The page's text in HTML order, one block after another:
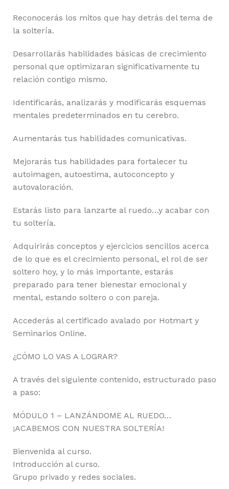
Reconocerás los mitos que hay detrás del tema de
la soltería.
Desarrollarás habilidades básicas de crecimiento
personal que optimizaran significativamente tu
relación contigo mismo.
Identificarás, analizarás y modificarás esquemas
mentales predeterminados en tu cerebro.
Aumentarás tus habilidades comunicativas.
Mejorarás tus habilidades para fortalecer tu
autoimagen, autoestima, autoconcepto y
autovaloración.
Estarás listo para lanzarte al ruedo…y acabar con
tu soltería.
Adquirirás conceptos y ejercicios sencillos acerca
de lo que es el crecimiento personal, el rol de ser
soltero hoy, y lo más importante, estarás
preparado para tener bienestar emocional y
mental, estando soltero o con pareja.
Accederás al certificado avalado por Hotmart y
Seminarios Online.
¿CÓMO LO VAS A LOGRAR?
A través del siguiente contenido, estructurado paso
a paso:
MÓDULO 1 – LANZÁNDOME AL RUEDO…
¡ACABEMOS CON NUESTRA SOLTERÍA!
Bienvenida al curso.
Introducción al curso.
Grupo privado y redes sociales.